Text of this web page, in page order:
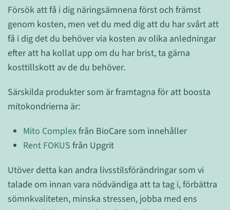
Försök att få i dig näringsämnena först och främst
genom kosten, men vet du med dig att du har svårt att
få i dig det du behöver via kosten av olika anledningar
efter att ha kollat upp om du har brist, ta gärna
kosttillskott av de du behöver.
Särskilda produkter som är framtagna för att boosta
mitokondrierna är:
Mito Complexfrån BioCare som innehåller
Rent FOKUS från Upgrit
Utöver detta kan andra livsstilsförändringar som vi
talade om innan vara nödvändiga att ta tag i, förbättra
sömnkvaliteten, minska stressen, jobba med ens